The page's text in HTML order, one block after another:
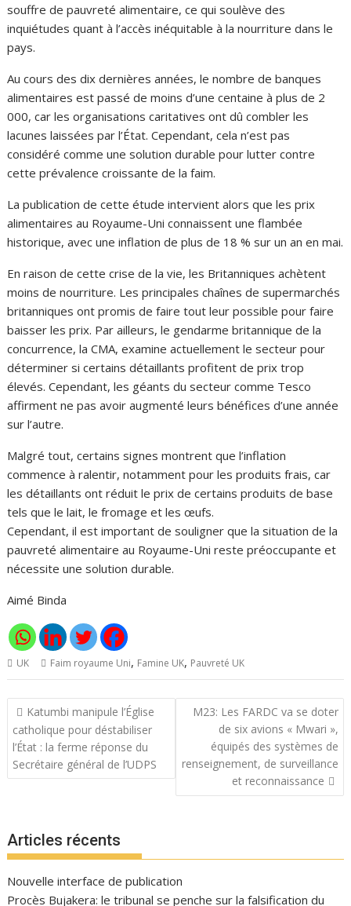
souffre de pauvreté alimentaire, ce qui soulève des
inquiétudes quant à l’accès inéquitable à la nourriture dans le
pays.
Au cours des dix dernières années, le nombre de banques
alimentaires est passé de moins d’une centaine à plus de 2
000, car les organisations caritatives ont dû combler les
lacunes laissées par l’État. Cependant, cela n’est pas
considéré comme une solution durable pour lutter contre
cette prévalence croissante de la faim.
La publication de cette étude intervient alors que les prix
alimentaires au Royaume-Uni connaissent une flambée
historique, avec une inflation de plus de 18 % sur un an en mai.
En raison de cette crise de la vie, les Britanniques achètent
moins de nourriture. Les principales chaînes de supermarchés
britanniques ont promis de faire tout leur possible pour faire
baisser les prix. Par ailleurs, le gendarme britannique de la
concurrence, la CMA, examine actuellement le secteur pour
déterminer si certains détaillants profitent de prix trop
élevés. Cependant, les géants du secteur comme Tesco
affirment ne pas avoir augmenté leurs bénéfices d’une année
sur l’autre.
Malgré tout, certains signes montrent que l’inflation
commence à ralentir, notamment pour les produits frais, car
les détaillants ont réduit le prix de certains produits de base
tels que le lait, le fromage et les œufs.
Cependant, il est important de souligner que la situation de la
pauvreté alimentaire au Royaume-Uni reste préoccupante et
nécessite une solution durable.
Aimé Binda
UK Faim royaume Uni, Famine UK, Pauvreté UK
Navigation
de
l’article
Katumbi manipule l’Église
catholique pour déstabiliser
l’État : la ferme réponse du
Secrétaire général de l’UDPS
M23: Les FARDC va se doter
de six avions « Mwari »,
équipés des systèmes de
renseignement, de surveillance
et reconnaissance
Articles récents
Nouvelle interface de publication
Procès Bujakera: le tribunal se penche sur la falsification du